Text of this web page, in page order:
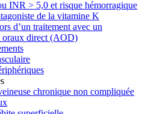
INR > 5,0 et risque hémorragique
de la vitamine K
d’un traitement avec un
oraux direct (AOD)
chronique non compliquée